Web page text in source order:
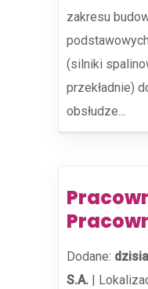
zakresu
(silniki
przekładnie)
obsłudze...
Dodane:
S.A. |